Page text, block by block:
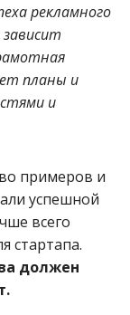
рекламного
планы и
и
примеров и
успешной
всего
стартапа.
должен